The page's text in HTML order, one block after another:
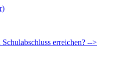
erreichen? -->